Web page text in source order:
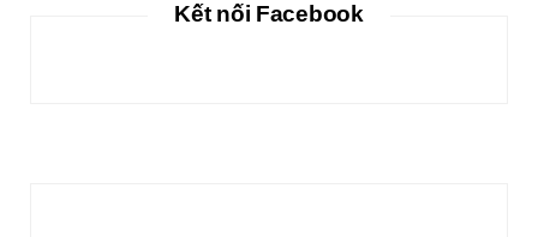
Kết nối Facebook